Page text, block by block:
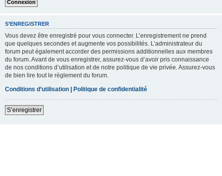
S’ENREGISTRER
Vous devez être enregistré pour vous connecter. L’enregistrement ne prend
que quelques secondes et augmente vos possibilités. L’administrateur du
forum peut également accorder des permissions additionnelles aux membres
du forum. Avant de vous enregistrer, assurez-vous d’avoir pris connaissance
de nos conditions d’utilisation et de notre politique de vie privée. Assurez-vous
de bien lire tout le règlement du forum.
Conditions d’utilisation | Politique de confidentialité
S’enregistrer